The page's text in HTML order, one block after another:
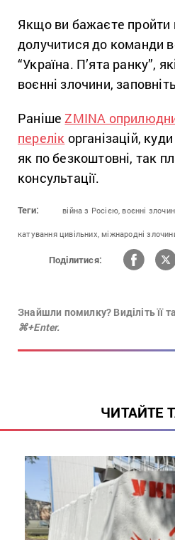
Якщо ви бажаєте пройти
долучитися до команди
“Україна. П’ята ранку”,
воєнні злочини, заповніть
РанішеZMINA
перелік організацій,
як по безкоштовні, так
консультації.
Теги: війна з Росією, воєнні
катування цивільних, міжнародні
Поділитися:
Знайшли помилку? Виділіть її
⌘+Enter.
ЧИТАЙТЕ